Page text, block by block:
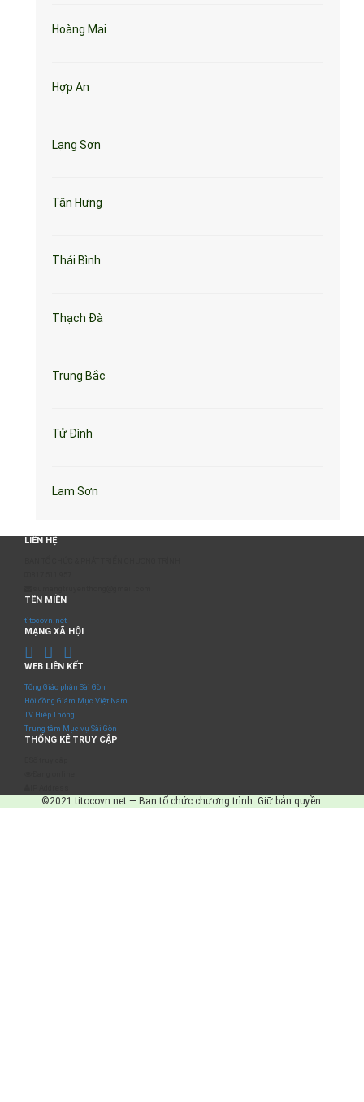
Hoàng Mai
Hợp An
Lạng Sơn
Tân Hưng
Thái Bình
Thạch Đà
Trung Bắc
Tử Đình
Lam Sơn
LIÊN HỆ
TÊN MIỀN
titocovn.net
MẠNG XÃ HỘI
WEB LIÊN KẾT
Tổng Giáo phận Sài Gòn
Hội đồng Giám Mục Việt Nam
TV Hiệp Thông
Trung tâm Mục vụ Sài Gòn
THỐNG KÊ TRUY CẬP
©2021 titocovn.net — Ban tổ chức chương trình. Giữ bản quyền.